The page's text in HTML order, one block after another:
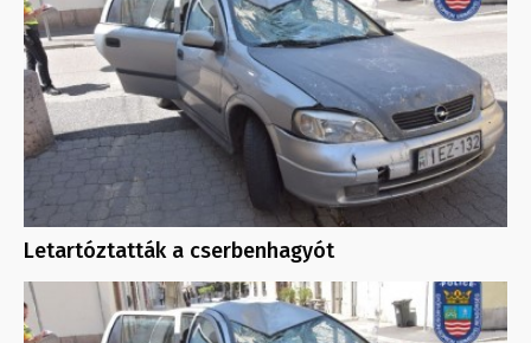
Letartóztatták a cserbenhagyót